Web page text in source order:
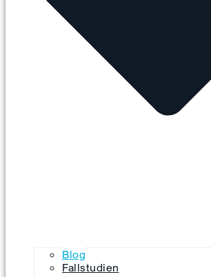
Blog
Fallstudien